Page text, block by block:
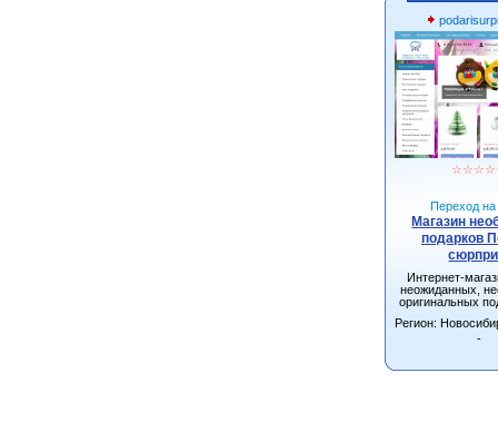
☆☆☆☆
Переход на
Магазин
подарков
Интернет-
неожиданных,
оригинальных
Новосибирске с
всей
Регион:
-